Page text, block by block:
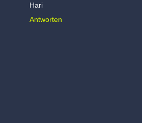
Hari
Antworten